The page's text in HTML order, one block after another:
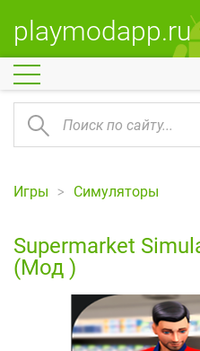
playmodapp.ru
Игры Симуляторы
Supermarket
(Мод )